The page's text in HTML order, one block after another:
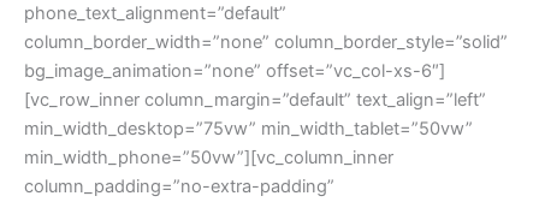
phone_text_alignment=”default”
column_border_width=”none” column_border_style=”solid”
bg_image_animation=”none” offset=”vc_col-xs-6″]
[vc_row_inner column_margin=”default” text_align=”left”
min_width_desktop=”75vw” min_width_tablet=”50vw”
min_width_phone=”50vw”][vc_column_inner
column_padding=”no-extra-padding”